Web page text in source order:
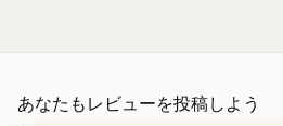
あなたもレビューを投稿しよう